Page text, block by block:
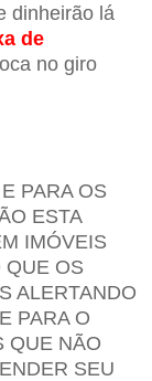
dinheirão lá
de
no giro
PARA OS
ESTA
IMÓVEIS
QUE OS
ALERTANDO
PARA O
QUE NÃO
SEU